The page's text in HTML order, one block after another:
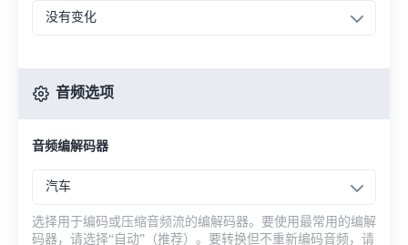
没有变化
音频选项
音频编解码器
汽车
选择用于编码或压缩音频流的编解码器。要使用最常用的编解
码器，请选择“自动”（推荐）。要转换但不重新编码音频，请